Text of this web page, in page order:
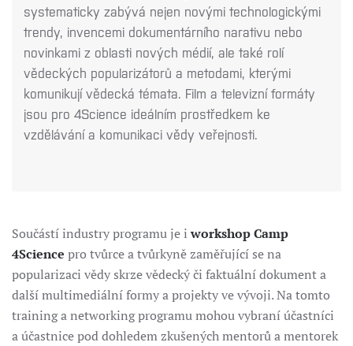
systematicky zabývá nejen novými technologickými
trendy, invencemi dokumentárního narativu nebo
novinkami z oblasti nových médií, ale také rolí
vědeckých popularizátorů a metodami, kterými
komunikují vědecká témata. Film a televizní formáty
jsou pro 4Science ideálním prostředkem ke
vzdělávání a komunikaci vědy veřejnosti.
Součástí industry programu je iworkshop Camp
4Science pro tvůrce a tvůrkyně zaměřující se na
popularizaci vědy skrze vědecký či faktuální dokument a
další multimediální formy a projekty ve vývoji. Na tomto
training a networking programu mohou vybraní účastníci
a účastnice pod dohledem zkušených mentorů a mentorek